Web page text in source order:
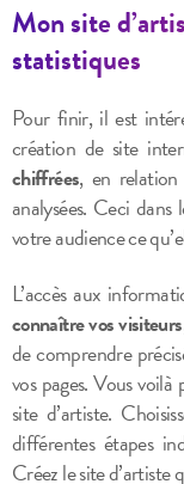
Mon site
statistiques
Pour finir, il est
création de site
chiffrées, en
analysées. Ceci
votre audience ce
L’accès aux
connaître vos visiteurs
de comprendre
vos pages. Vousvoilà
site d’artiste.
différentes étapes
Créez le site d’artiste